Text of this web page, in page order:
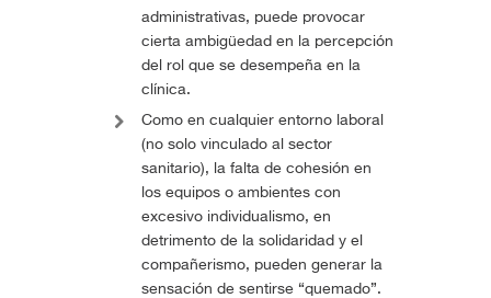
administrativas, puede provocar
cierta ambigüedad en la percepción
del rol que se desempeña en la
clínica.
Como en cualquier entorno laboral
(no solo vinculado al sector
sanitario), la falta de cohesión en
los equipos o ambientes con
excesivo individualismo, en
detrimento de la solidaridad y el
compañerismo, pueden generar la
sensación de sentirse “quemado”.